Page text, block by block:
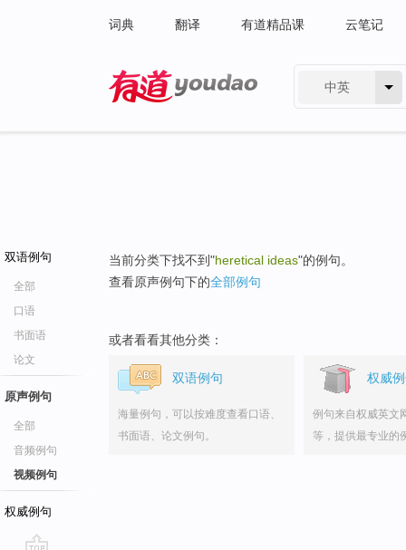
词典 翻译 有道精品课 云笔记
中英
双语例句
全部
口语
书面语
论文
原声例句
全部
音频例句
视频例句
权威例句
当前分类下找不到"heretical ideas"的例句。
查看原声例句下的全部例句
或者看看其他分类：
双语例句
海量例句，可以按难度查看口语、
书面语、论文例句。
权威
例句来自权威英文
等，提供最专业的